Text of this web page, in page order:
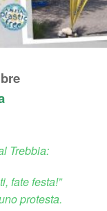
Trebbia:
fate festa!”
protesta.